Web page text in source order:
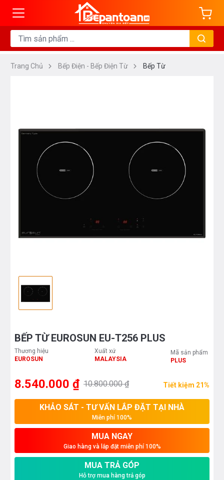
Trang Chủ Bếp Điện - Bếp Điện Từ Bếp Từ
BẾP TỪ EUROSUN EU-T256 PLUS
Thương hiệu
EUROSUN
Xuất xứ
MALAYSIA
Mã sản phẩm
PLUS
8.540.000 ₫ 10.800.000 ₫ Tiết kiệm 21%
KHẢO SÁT - TƯ VẤN LẮP ĐẶT TẠI NHÀ
Miễn phí 100%
MUA NGAY
Giao hàng và lắp đặt miễn phí 100%
MUA TRẢ GÓP
Hỗ trợ mua hàng trả góp